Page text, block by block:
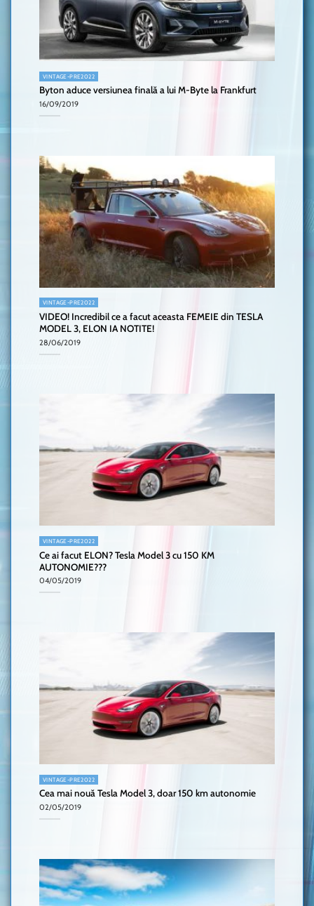
VINTAGE-PRE2022
Byton aduce versiunea finală a lui M-Byte la Frankfurt
16/09/2019
VINTAGE-PRE2022
VIDEO! Incredibil ce a facut aceasta FEMEIE din TESLA
MODEL 3, ELON IA NOTITE!
28/06/2019
VINTAGE-PRE2022
Ce ai facut ELON? Tesla Model 3 cu 150 KM
AUTONOMIE???
04/05/2019
VINTAGE-PRE2022
Cea mai nouă Tesla Model 3, doar 150 km autonomie
02/05/2019